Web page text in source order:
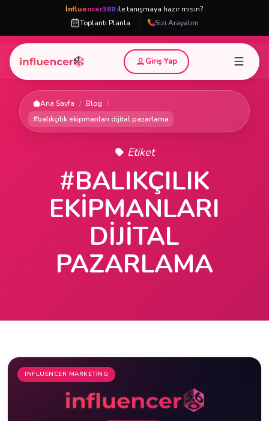
İnfluencer360 ile tanışmaya hazır mısın?
Toplantı Planla
| Sizi Arayalım
Giriş Yap
Ana Sayfa / Blog /
#balıkçılık ekipmanları dijital pazarlama
Etiket
#BALIKÇILIK
EKIPMANLARI
DIJITAL
PAZARLAMA
INFLUENCER MARKETING